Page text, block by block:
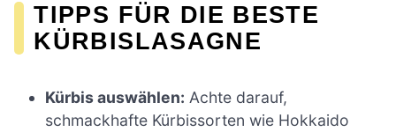
TIPPS FÜR DIE BESTE
KÜRBISLASAGNE
Kürbis auswählen: Achte darauf,
schmackhafte Kürbissorten wie Hokkaido